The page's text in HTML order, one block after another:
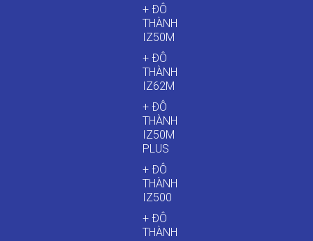
+ ĐÔ
THÀNH
IZ50M
+ ĐÔ
THÀNH
IZ62M
+ ĐÔ
THÀNH
IZ50M
PLUS
+ ĐÔ
THÀNH
IZ500
+ ĐÔ
THÀNH